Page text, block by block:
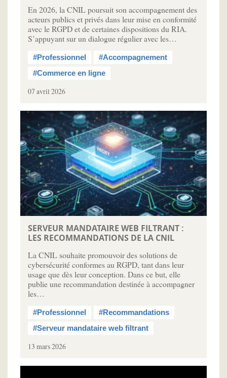
En 2026, la CNIL poursuit son accompagnement des
acteurs publics et privés dans leur mise en conformité
avec le RGPD et de certaines dispositions du RIA.
S’appuyant sur un dialogue régulier avec les…
#Professionnel
#Accompagnement
#Commerce en ligne
07 avril 2026
SERVEUR MANDATAIRE WEB FILTRANT :
LES RECOMMANDATIONS DE LA CNIL
La CNIL souhaite promouvoir des solutions de
cybersécurité conformes au RGPD, tant dans leur
usage que dès leur conception. Dans ce but, elle
publie une recommandation destinée à accompagner
les…
#Professionnel
#Recommandations
#Serveur mandataire web filtrant
13 mars 2026